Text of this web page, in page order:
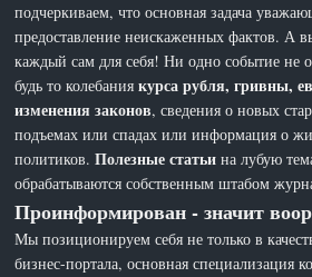
подчеркиваем, что основная задача
предоставление неискаженных фактов. А
каждый сам для себя! Ни одно событие не
будь то колебаниякурса рубля, гривны,
изменения законов, сведения о новых
подъемах или спадах или информация о
политиков.Полезные статьи на лубую
обрабатываются собственным штабом
Проинформирован - значит
Мы позиционируем себя не только в
бизнес-портала, основная специализация